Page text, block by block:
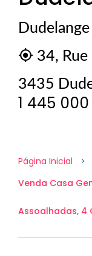
Dudelange
34, Rue
3435
1 445
Página Inicial
Venda Casa
Assoalhadas, 4